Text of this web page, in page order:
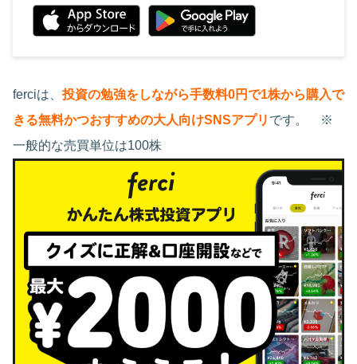
ferciは、投資の勉強をしながら手数料0円で1株から購入で
きる無料かつおすすめの大人向けSNSアプリ です。 ※
一般的な売買単位は100株